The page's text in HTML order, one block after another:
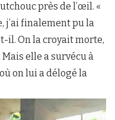
près de l’œil. «
j’ai finalement pu la
il. On la croyait morte,
elle a survécu à
on lui a délogé la